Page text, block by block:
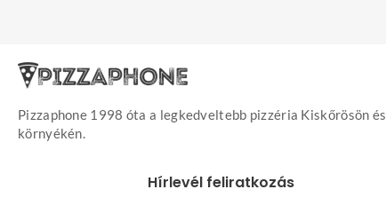
Pizzaphone 1998 óta a legkedveltebb pizzéria Kiskőrösön és
környékén.
Hírlevél feliratkozás